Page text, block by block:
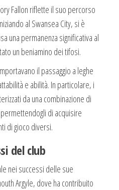
Fallon riflette il suo percorso
al Swansea City, si è
una permanenza significativa al
un beniamino dei tifosi.
il passaggio a leghe
e abilità. In particolare, i
da una combinazione di
di acquisire
di gioco diversi.
del club
nei successi delle sue
Argyle, dove ha contribuito